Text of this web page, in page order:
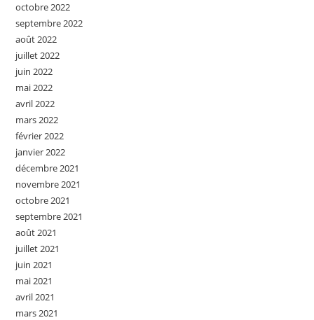
octobre 2022
septembre 2022
août 2022
juillet 2022
juin 2022
mai 2022
avril 2022
mars 2022
février 2022
janvier 2022
décembre 2021
novembre 2021
octobre 2021
septembre 2021
août 2021
juillet 2021
juin 2021
mai 2021
avril 2021
mars 2021